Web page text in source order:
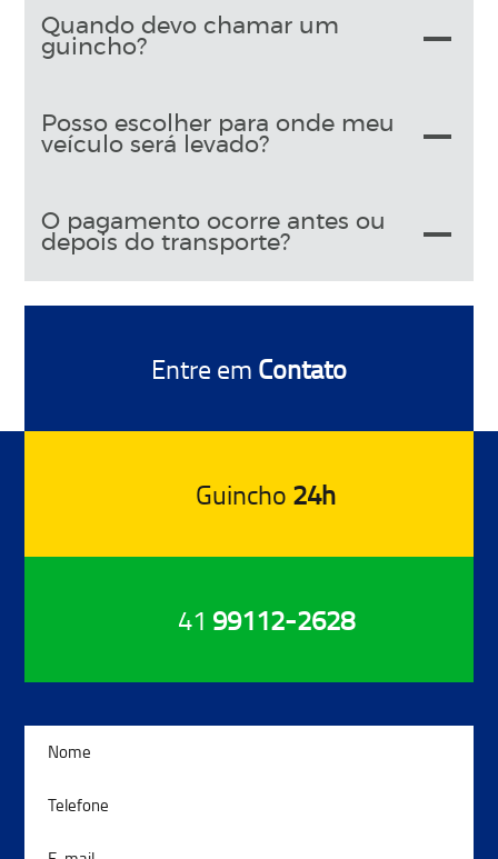
Quando devo chamar um
guincho?
Posso escolher para onde meu
veículo será levado?
O pagamento ocorre antes ou
depois do transporte?
Guincho 24h
Entre em Contato
41 99112-2628